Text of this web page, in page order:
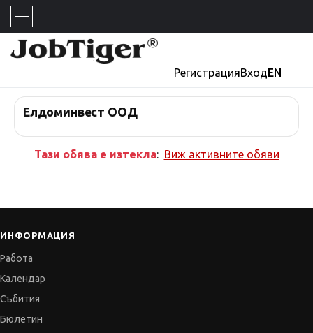
РегистрацияВходEN
Елдоминвест ООД
Тази обява е изтекла: Виж активните обяви
ИНФОРМАЦИЯ
Работа
Календар
Събития
Бюлетин